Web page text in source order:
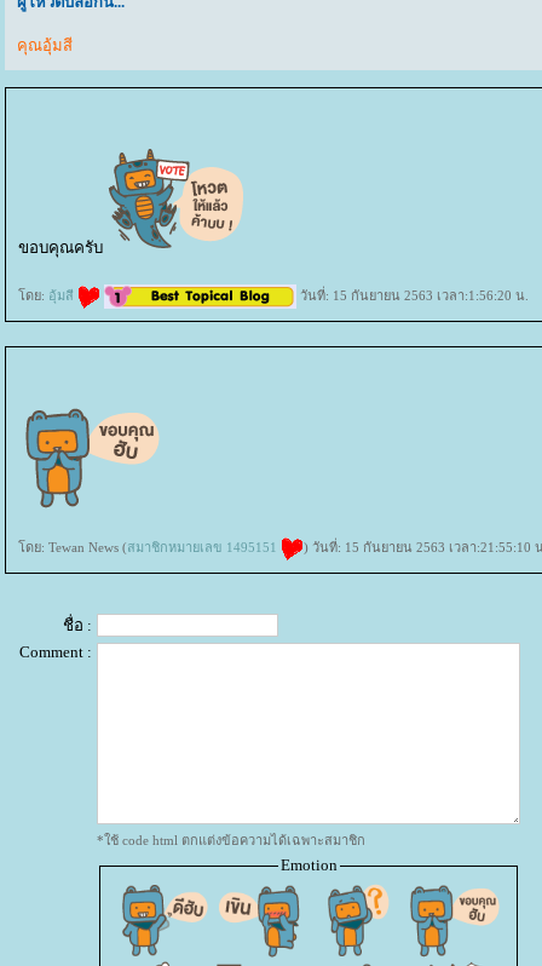
คุณอุ้มสี
ขอบคุณครับ
ดย: อุ้มสี วันที่: 15 กันยายน 2563 เวลา:1:56:20 น.
ดย: Tewan News (สมาชิกหมายเลข 1495151 ) วันที่: 15 กันยายน 2563 เวลา:21:55:10
ชื่อ :
Comment :
*ใช้ code html ตกแต่งข้อความได้เฉพาะสมาชิก
Emotion